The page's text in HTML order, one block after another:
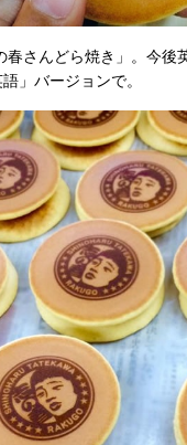
春さんどら焼き」。今後
」バージョンで。